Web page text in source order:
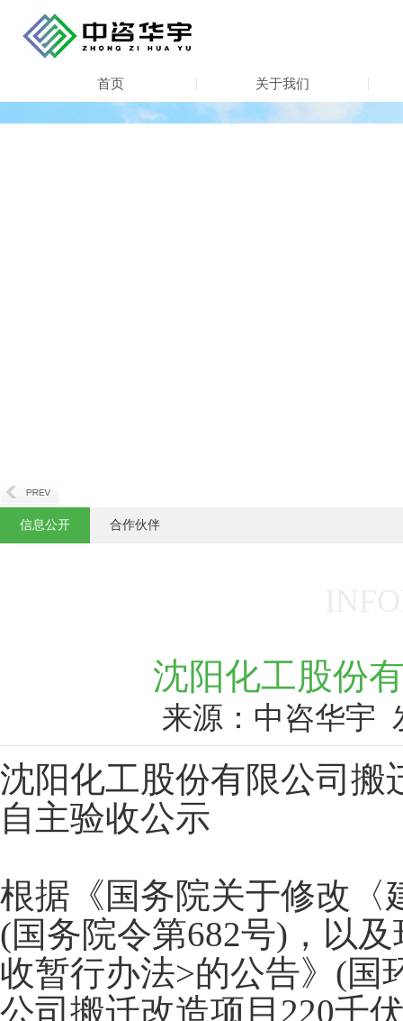
首页 关于我们
信息公开 合作伙伴
沈阳化工股份
来源：中咨华宇
沈阳化工股份有限公司搬
自主验收公示
根据《国务院关于修改〈
(国务院令第682号)，以
收暂行办法>的公告》(国
公司搬迁改造项目220千